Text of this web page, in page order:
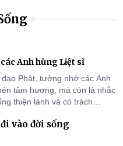
Anh hùng Liệt sĩ
Phật, tưởng nhớ các Anh
tâm hương, mà còn là nhắc
thiện lành và có trách
vào đời sống